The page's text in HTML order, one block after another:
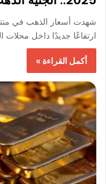
ارتفاعًا جديدًا داخل محلات
أكمل القراءة »